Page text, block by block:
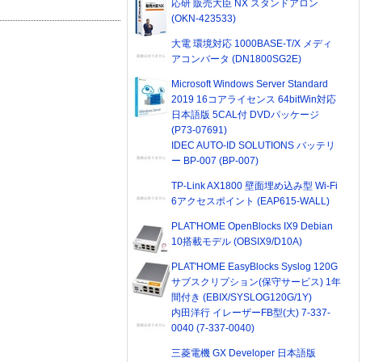
応研 販売大臣 NX スタンドアロン
(OKN-423533)
大電 環境対応 1000BASE-T/X メディ
アコンバータ (DN1800SG2E)
Microsoft Windows Server Standard
2019 16コアライセンス 64bitWin対応
日本語版 5CAL付 DVDパッケージ
(P73-07691)
IDEC AUTO-ID SOLUTIONS バッテリ
ー BP-007 (BP-007)
TP-Link AX1800 壁面埋め込み型 Wi-Fi
6アクセスポイント (EAP615-WALL)
PLAT'HOME OpenBlocks IX9 Debian
10搭載モデル (OBSIX9/D10A)
PLAT'HOME EasyBlocks Syslog 120G
サブスクリプション(保守サービス) 1年
間付き (EBIX/SYSLOG120G/1Y)
内田洋行 イレーザーFB型(大) 7-337-
0040 (7-337-0040)
三菱電機 GX Developer 日本語版